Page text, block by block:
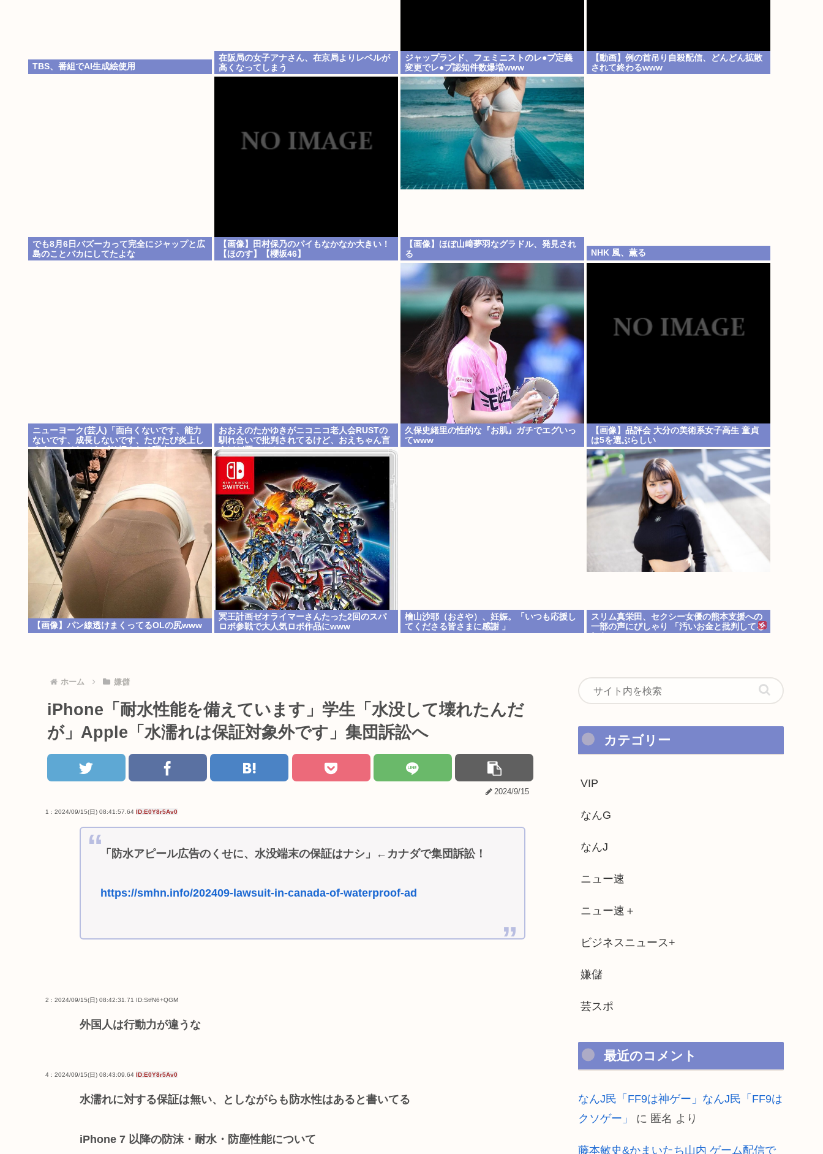
TBS、番組でAI生成絵使用
在阪局の女子アナさん、在京局よりレベルが
高くなってしまう
ジャップランド、フェミニストのレ●プ定義
変更でレ●プ認知件数爆増www
【動画】例の首吊り自殺配信、どんどん拡散
されて終わるwww
でも8月6日バズーカって完全にジャップと広
島のことバカにしてたよな
【画像】田村保乃のパイもなかなか大きい！
【ほのす】【櫻坂46】
【画像】ほぼ山﨑夢羽なグラドル、発見され
る
NHK 風、薫る
ニューヨーク(芸人)「面白くないです、能力
ないです、成長しないです、たびたび炎上し
ます」←それでもゴリ押される理由
おおえのたかゆきがニコニコ老人会RUSTの
馴れ合いで批判されてるけど、おえちゃん言
うほど悪いか？
久保史緒里の性的な『お肌』ガチでエグいっ
てwww
【画像】品評会 大分の美術系女子高生 童貞
は5を選ぶらしい
【画像】パン線透けまくってるOLの尻www
冥王計画ゼオライマーさんたった2回のスパ
ロボ参戦で大人気ロボ作品にwww
檜山沙耶（おさや）、妊娠。「いつも応援し
てくださる皆さまに感謝 」
スリム真栄田、セクシー女優の熊本支援への
一部の声にぴしゃり 「汚いお金と批判してる
ホーム 嫌儲
iPhone「耐水性能を備えています」学生「水没して壊れたんだ
が」Apple「水濡れは保証対象外です」集団訴訟へ
2024/9/15
1 : 2024/09/15(日) 08:41:57.64 ID:E0Y8r5Av0
「防水アピール広告のくせに、水没端末の保証はナシ」←カナダで集団訴訟！
https://smhn.info/202409-lawsuit-in-canada-of-waterproof-ad
2 : 2024/09/15(日) 08:42:31.71 ID:StfN6+QGM
外国人は行動力が違うな
4 : 2024/09/15(日) 08:43:09.64 ID:E0Y8r5Av0
水濡れに対する保証は無い、としながらも防水性はあると書いてる
iPhone 7 以降の防沫・耐水・防塵性能について
カテゴリー
VIP
なんG
なんJ
ニュー速
ニュー速＋
ビジネスニュース+
嫌儲
芸スポ
最近のコメント
なんJ民「FF9は神ゲー」なんJ民「FF9は
クソゲー」
に 匿名 より
藤本敏史&かまいたち山内 ゲーム配信で